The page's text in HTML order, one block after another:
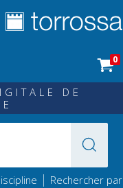
0
DE
| Rechercher par